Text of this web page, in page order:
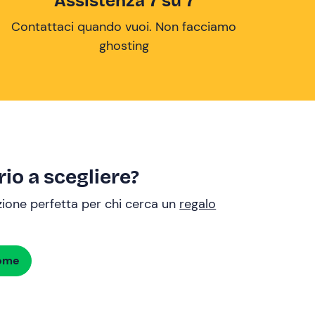
Contattaci quando vuoi. Non facciamo
ghosting
a scegliere?
perfetta per chi cerca un regalo